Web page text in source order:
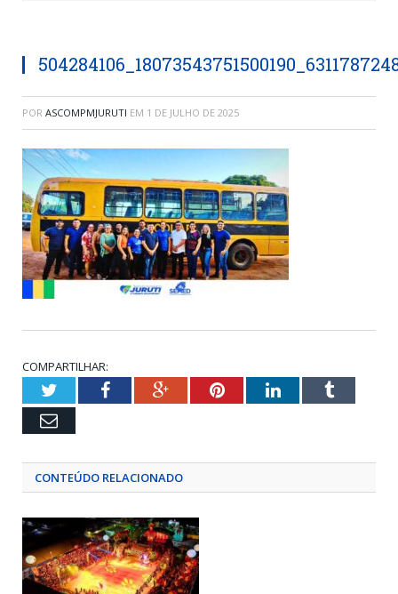
POR ASCOMPMJURUTI EM 1 DE JULHO DE 2025
COMPARTILHAR:
TwitterFacebookGoogle+PinterestLinkedInTumblr
Email
CONTEÚDO RELACIONADO